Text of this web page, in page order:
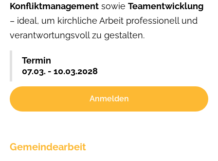
Konfliktmanagement sowie Teamentwicklung
– ideal, um kirchliche Arbeit professionell und
verantwortungsvoll zu gestalten.
Termin
07.03. - 10.03.2028
Anmelden
Gemeindearbeit